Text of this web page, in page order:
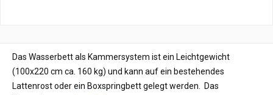
Das Wasserbett als Kammersystem ist ein Leichtgewicht
(100x220 cm ca. 160 kg) und kann auf ein bestehendes
Lattenrost oder ein Boxspringbett gelegt werden. Das